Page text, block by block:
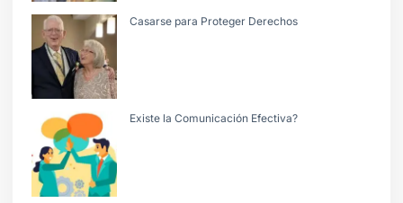
Casarse para Proteger Derechos
Existe la Comunicación Efectiva?